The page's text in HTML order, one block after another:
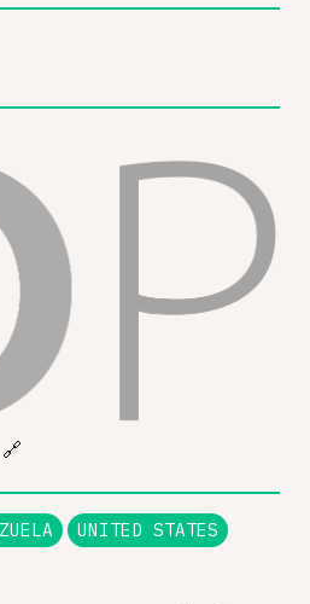
🔗
UNITED STATES